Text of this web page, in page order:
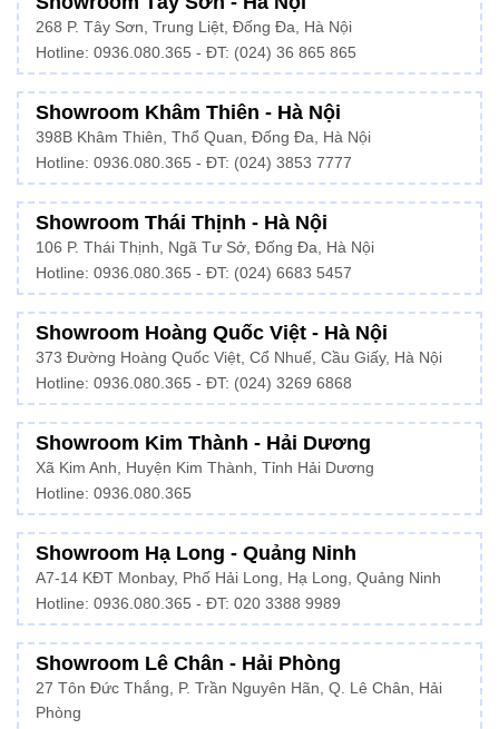
268 P. Tây Sơn, Trung Liệt, Đống Đa, Hà Nội
Hotline: 0936.080.365 - ĐT: (024) 36 865 865
Showroom Khâm Thiên - Hà Nội
398B Khâm Thiên, Thổ Quan, Đống Đa, Hà Nội
Hotline: 0936.080.365 - ĐT: (024) 3853 7777
Showroom Thái Thịnh - Hà Nội
106 P. Thái Thịnh, Ngã Tư Sở, Đống Đa, Hà Nội
Hotline: 0936.080.365 - ĐT: (024) 6683 5457
Showroom Hoàng Quốc Việt - Hà Nội
373 Đường Hoàng Quốc Việt, Cổ Nhuế, Cầu Giấy, Hà Nội
Hotline: 0936.080.365 - ĐT: (024) 3269 6868
Showroom Kim Thành - Hải Dương
Xã Kim Anh, Huyện Kim Thành, Tỉnh Hải Dương
Hotline: 0936.080.365
Showroom Hạ Long - Quảng Ninh
A7-14 KĐT Monbay, Phố Hải Long, Hạ Long, Quảng Ninh
Hotline: 0936.080.365 - ĐT: 020 3388 9989
Showroom Lê Chân - Hải Phòng
27 Tôn Đức Thắng, P. Trần Nguyên Hãn, Q. Lê Chân, Hải
Phòng